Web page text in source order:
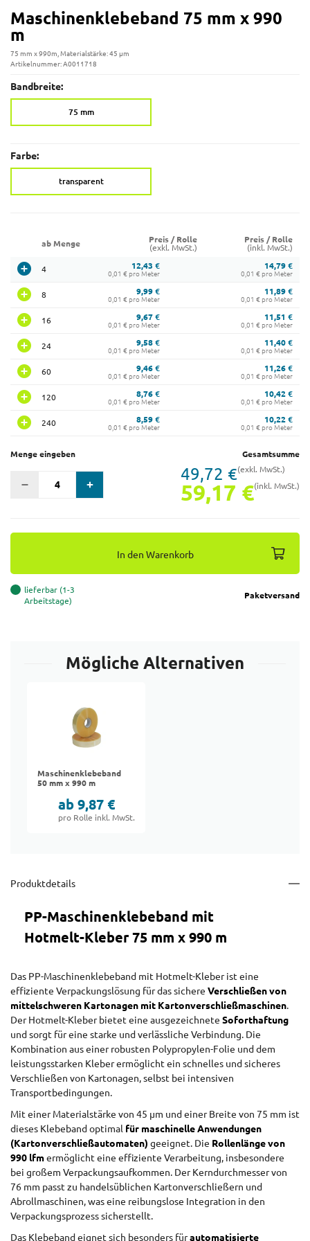
Maschinenklebeband 75 mm x 990
m
75 mm x 990m, Materialstärke: 45 µm
Artikelnummer: A0011718
Bandbreite:
75 mm
Farbe:
transparent
ab Menge
Preis / Rolle
(exkl. MwSt.)
Preis / Rolle
(inkl. MwSt.)
4 12,43 €
0,01 € pro Meter
14,79 €
0,01 € pro Meter
8 9,99 €
0,01 € pro Meter
11,89 €
0,01 € pro Meter
16 9,67 €
0,01 € pro Meter
11,51 €
0,01 € pro Meter
24 9,58 €
0,01 € pro Meter
11,40 €
0,01 € pro Meter
60 9,46 €
0,01 € pro Meter
11,26 €
0,01 € pro Meter
120 8,76 €
0,01 € pro Meter
10,42 €
0,01 € pro Meter
240 8,59 €
0,01 € pro Meter
10,22 €
0,01 € pro Meter
Menge eingeben Gesamtsumme
49,72 €(exkl. MwSt.)
59,17 €(inkl. MwSt.)
In den Warenkorb
lieferbar (1-3
Arbeitstage)
Paketversand
Mögliche Alternativen
Maschinenklebeband
50 mm x 990 m
ab 9,87 €
pro Rolle inkl. MwSt.
Produktdetails
PP-Maschinenklebeband mit
Hotmelt-Kleber 75 mm x 990 m
Das PP-Maschinenklebeband mit Hotmelt-Kleber ist eine
effiziente Verpackungslösung für das sichere Verschließen von
mittelschweren Kartonagen mit Kartonverschließmaschinen.
Der Hotmelt-Kleber bietet eine ausgezeichnete Soforthaftung
und sorgt für eine starke und verlässliche Verbindung. Die
Kombination aus einer robusten Polypropylen-Folie und dem
leistungsstarken Kleber ermöglicht ein schnelles und sicheres
Verschließen von Kartonagen, selbst bei intensiven
Transportbedingungen.
Mit einer Materialstärke von 45 µm und einer Breite von 75 mm ist
dieses Klebeband optimal für maschinelle Anwendungen
(Kartonverschließautomaten) geeignet. Die Rollenlänge von
990 lfmermöglicht eine effiziente Verarbeitung, insbesondere
bei großem Verpackungsaufkommen. Der Kerndurchmesser von
76 mm passt zu handelsüblichen Kartonverschließern und
Abrollmaschinen, was eine reibungslose Integration in den
Verpackungsprozess sicherstellt.
Das Klebeband eignet sich besonders fürautomatisierte